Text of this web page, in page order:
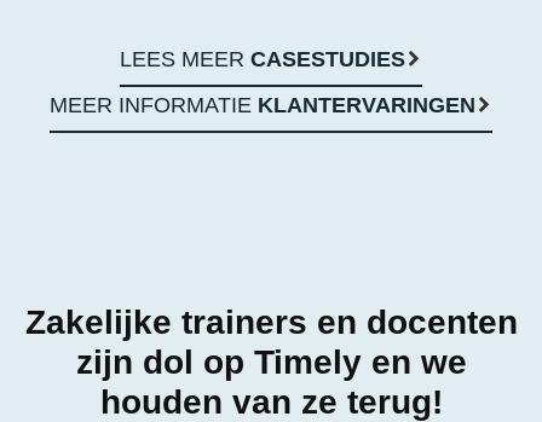
LEES MEER CASESTUDIES
MEER INFORMATIE KLANTERVARINGEN
Zakelijke trainers en docenten
zijn dol op Timely en we
houden van ze terug!